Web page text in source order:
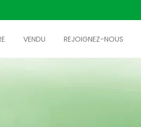
VENDU REJOIGNEZ-NOUS